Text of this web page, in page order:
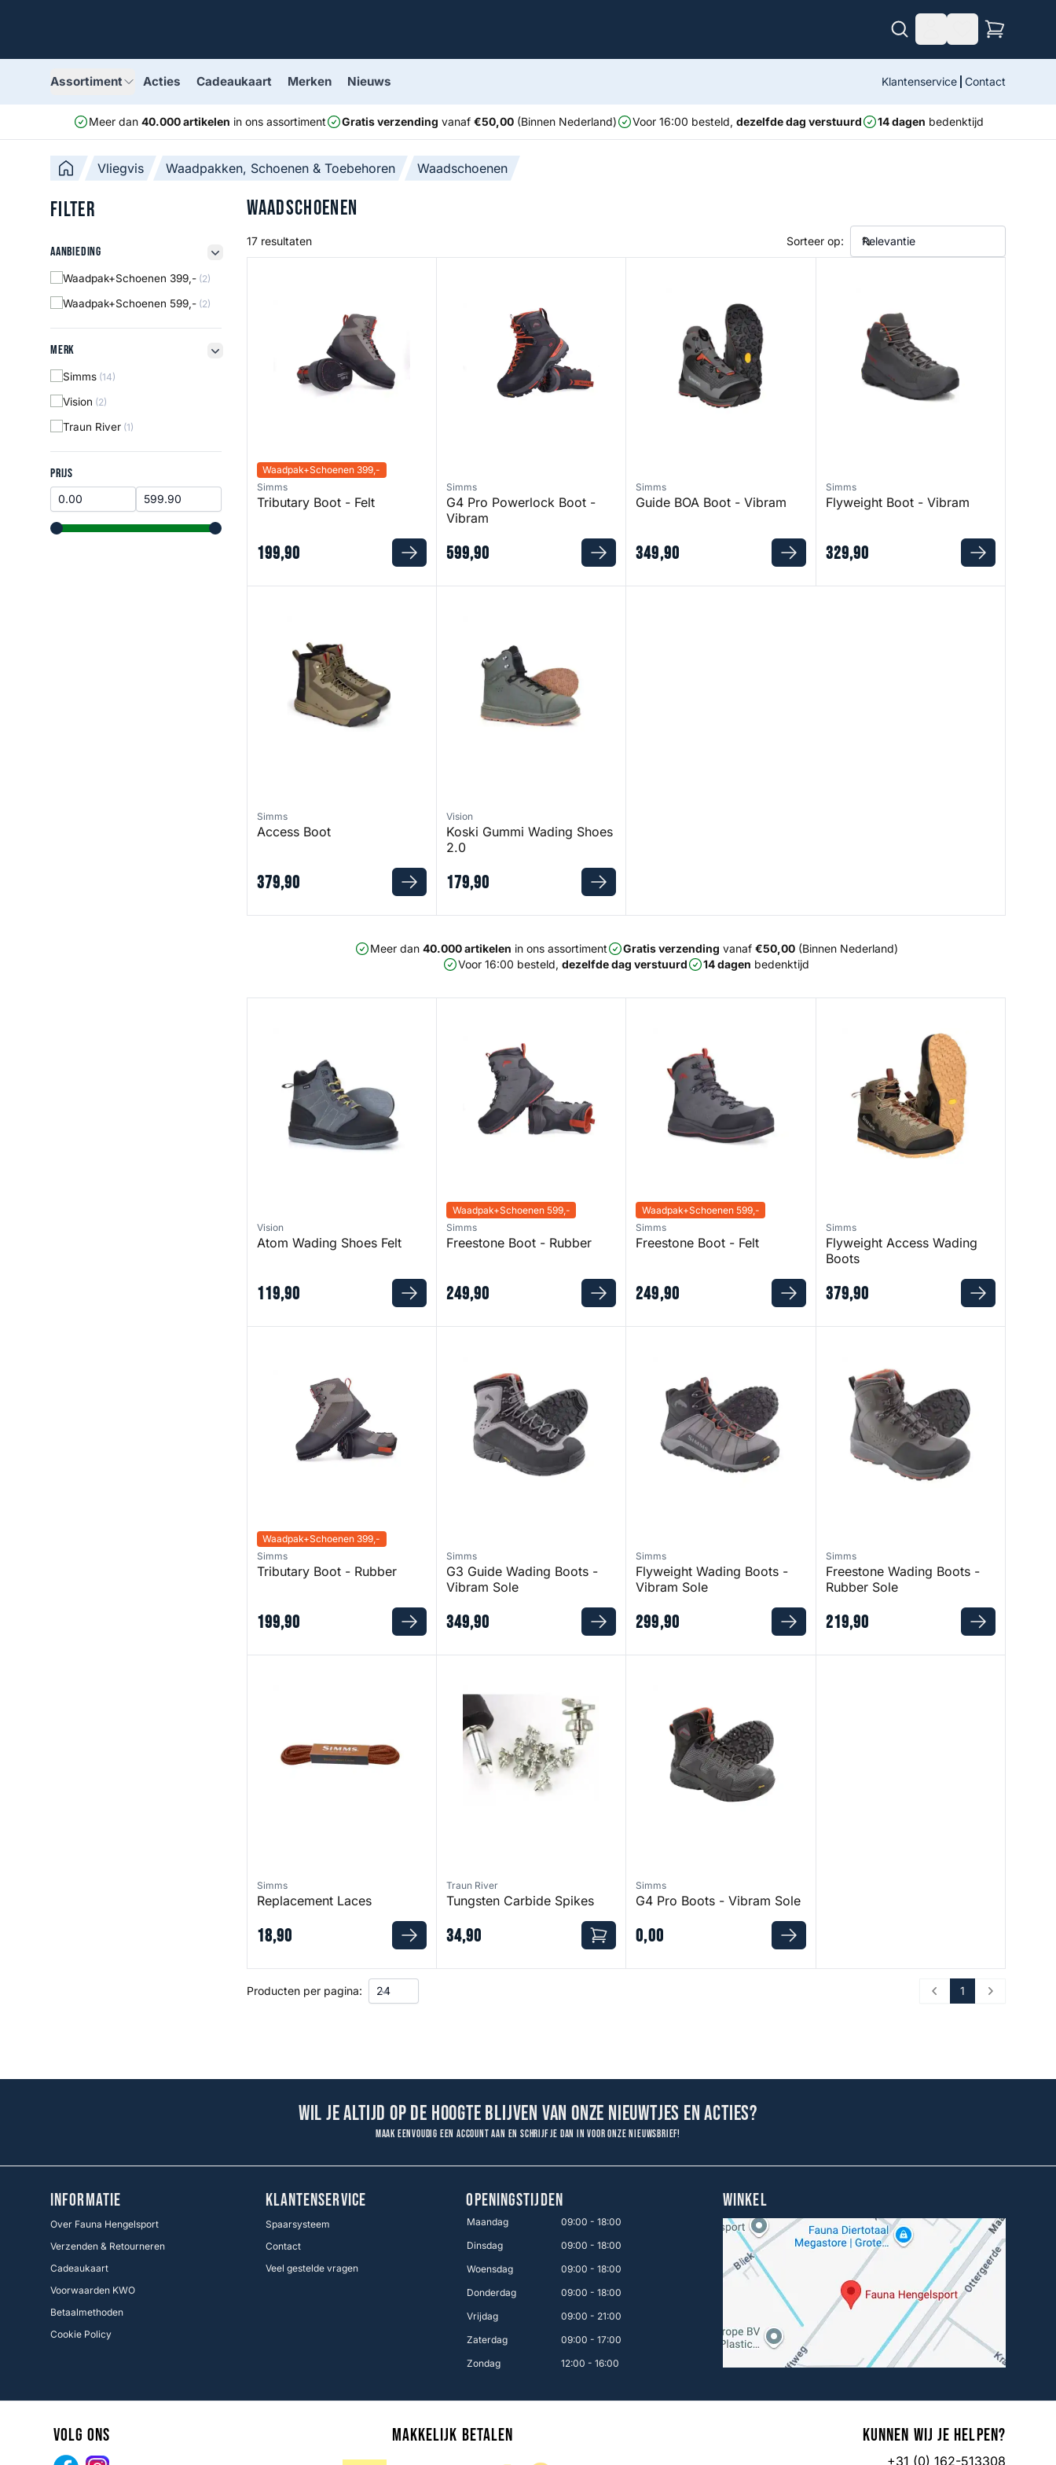
Assortiment Acties Cadeaukaart Merken Nieuws Klantenservice Contact
Meer dan 40.000 artikelen in ons assortiment Gratis verzending vanaf €50,00(Binnen Nederland) Voor 16:00 besteld, dezelfde dag verstuurd 14 dagen bedenktijd
Vliegvis Waadpakken, Schoenen & Toebehoren Waadschoenen
Filter
Aanbieding
Aanbieding filter button
Waadpak+Schoenen 399,- (2)
Waadpak+Schoenen 599,- (2)
Merk
Merk filter button
Simms (14)
Vision (2)
Traun River (1)
Prijs
PRIJS
range slider button range slider button
Waadschoenen
17 resultaten Sorteer op:
Waadpak+Schoenen 399,-
Simms
Tributary Boot - Felt
199,90
Simms
G4 Pro Powerlock Boot -
Vibram
599,90
Simms
Guide BOA Boot - Vibram
349,90
Simms
Flyweight Boot - Vibram
329,90
Simms
Access Boot
379,90
Vision
Koski Gummi Wading Shoes
2.0
179,90
Meer dan 40.000 artikelen in ons assortiment Gratis verzending vanaf €50,00(Binnen Nederland)
Voor 16:00 besteld,dezelfde dag verstuurd 14 dagen bedenktijd
Vision
Atom Wading Shoes Felt
119,90
Waadpak+Schoenen 599,-
Simms
Freestone Boot - Rubber
249,90
Waadpak+Schoenen 599,-
Simms
Freestone Boot - Felt
249,90
Simms
Flyweight Access Wading
Boots
379,90
Waadpak+Schoenen 399,-
Simms
Tributary Boot - Rubber
199,90
Simms
G3 Guide Wading Boots -
Vibram Sole
349,90
Simms
Flyweight Wading Boots -
Vibram Sole
299,90
Simms
Freestone Wading Boots -
Rubber Sole
219,90
Simms
Replacement Laces
18,90
Traun River
Tungsten Carbide Spikes
34,90
Simms
G4 Pro Boots - Vibram Sole
0,00
Producten per pagina: Prev 1 Next
Wil je altijd op de hoogte blijven van onze nieuwtjes en acties?
Maak eenvoudig een account aan en schrijf je dan in voor onze nieuwsbrief!
INFORMATIE
Over Fauna Hengelsport
Verzenden & Retourneren
Cadeaukaart
Voorwaarden KWO
Betaalmethoden
Cookie Policy
KLANTENSERVICE
Spaarsysteem
Contact
Veel gestelde vragen
OPENINGSTIJDEN
Maandag
09:00 - 18:00
Dinsdag
09:00 - 18:00
Woensdag
09:00 - 18:00
Donderdag
09:00 - 18:00
Vrijdag
09:00 - 21:00
Zaterdag
09:00 - 17:00
Zondag
12:00 - 16:00
WINKEL
Volg ons
Facebook
Makkelijk betalen Kunnen wij je helpen?
+31 (0) 162-513308